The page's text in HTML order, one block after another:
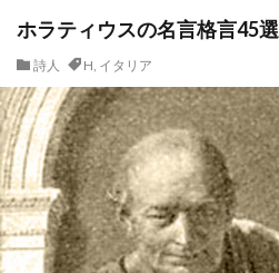
ホラティウスの名言格言45選
詩人 H, イタリア